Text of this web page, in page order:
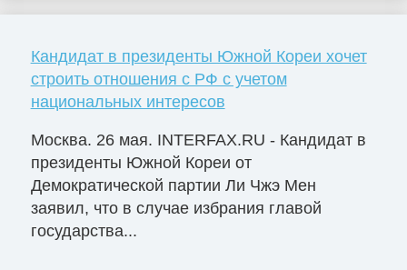
Кандидат в президенты Южной Кореи хочет
строить отношения с РФ с учетом
национальных интересов
Москва. 26 мая. INTERFAX.RU - Кандидат в
президенты Южной Кореи от
Демократической партии Ли Чжэ Мен
заявил, что в случае избрания главой
государства...